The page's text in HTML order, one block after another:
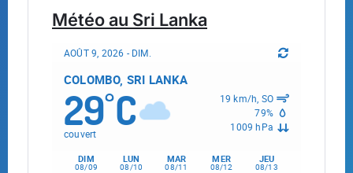
Météo au Sri Lanka
AOÛT 9, 2026 - DIM.
COLOMBO, SRI LANKA
29°C
couvert
19 km/h, SO
79%
1009 hPa
DIM
08/09
LUN
08/10
MAR
08/11
MER
08/12
JEU
08/13